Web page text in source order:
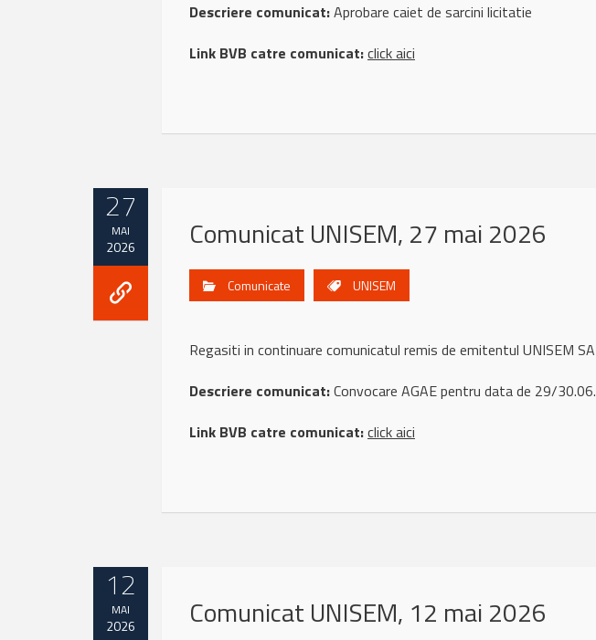
Descriere comunicat:Aprobare caiet de sarcini licitatie
Link BVB catre comunicat:click aici
27
MAI
2026 Comunicat UNISEM, 27 mai 2026
Comunicate UNISEM
Regasiti in continuare comunicatul remis de emitentul UNISEM
Descriere comunicat:Convocare AGAE pentru data de 29/
Link BVB catre comunicat:click aici
12
MAI
2026 Comunicat UNISEM, 12 mai 2026